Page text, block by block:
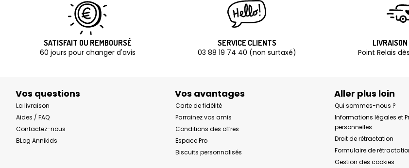
SATISFAIT OU REMBOURSÉ
60 jours pour changer d'avis
SERVICE CLIENTS
03 88 19 74 40 (non surtaxé)
Point Relais
Vos questions
La livraison
Aides / FAQ
Contactez-nous
BLog Annikids
Vos avantages
Carte de fidélité
Parrainez vos amis
Conditions des offres
Espace Pro
Biscuits personnalisés
Aller plus loin
Qui sommes-nous ?
Informations légales et
personnelles
Droit de rétractation
Formulaire de
Gestion des cookies